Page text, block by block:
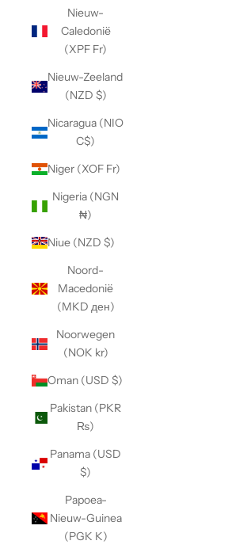
Nieuw-
Caledonië
(XPF Fr)
Nieuw-Zeeland
(NZD $)
Nicaragua (NIO
C$)
Niger (XOF Fr)
Nigeria (NGN
₦)
Niue (NZD $)
Noord-
Macedonië
(MKD ден)
Noorwegen
(NOK kr)
Oman (USD $)
Pakistan (PKR
₨)
Panama (USD
$)
Papoea-
Nieuw-Guinea
(PGK K)